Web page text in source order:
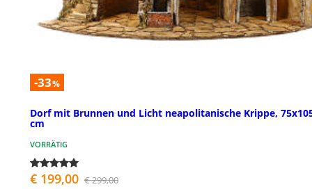
-33%
Dorf mit Brunnen und Licht neapolitanische Krippe,
cm
VORRÄTIG
€ 199,00 € 299,00